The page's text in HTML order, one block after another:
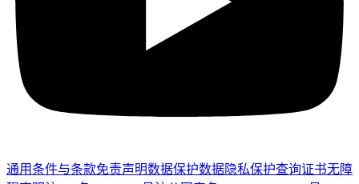
通用条件与条款免责声明数据保护数据隐私保护查询证书无障